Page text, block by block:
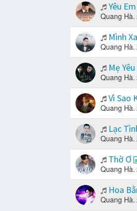
Yêu
Quang Hà.
Mình
Quang Hà.
Mẹ
Quang Hà.
Vì Sao
Quang Hà.
Lạc
Quang Hà.
Thờ Ơ
Quang Hà.
Hoa
Quang Hà.